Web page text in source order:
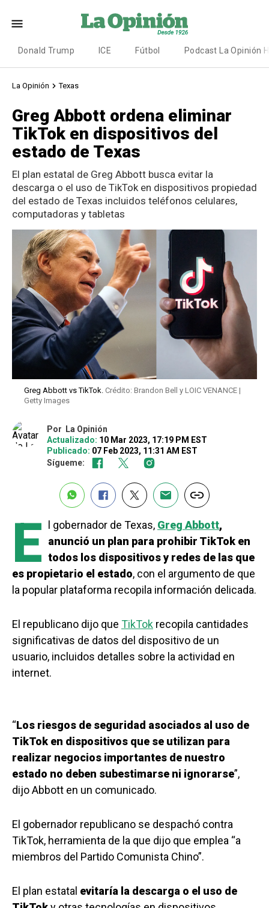
Donald Trump ICE Fútbol Podcast La Opinión
La Opinión Texas
Greg Abbott ordena eliminar
TikTok en dispositivos del
estado de Texas
El plan estatal de Greg Abbott busca evitar la
descarga o el uso de TikTok en dispositivos propiedad
del estado de Texas incluidos teléfonos celulares,
computadoras y tabletas
Greg Abbott vs TikTok. Crédito: Brandon Bell y LOIC VENANCE |
Getty Images
Por La Opinión
Actualizado: 10 Mar 2023, 17:19 PM EST
Publicado: 07 Feb 2023, 11:31 AM EST
Sígueme:
E l gobernador de Texas, Greg Abbott,
anunció un plan para prohibir TikTok en
todos los dispositivos y redes de las que
es propietario el estado, con el argumento de que
la popular plataforma recopila información delicada.
El republicano dijo que TikTok recopila cantidades
significativas de datos del dispositivo de un
usuario, incluidos detalles sobre la actividad en
internet.
“Los riesgos de seguridad asociados al uso de
TikTok en dispositivos que se utilizan para
realizar negocios importantes de nuestro
estado no deben subestimarse ni ignorarse”,
dijo Abbott en un comunicado.
El gobernador republicano se despachó contra
TikTok, herramienta de la que dijo que emplea “a
miembros del Partido Comunista Chino”.
El plan estatal evitaría la descarga o el uso de